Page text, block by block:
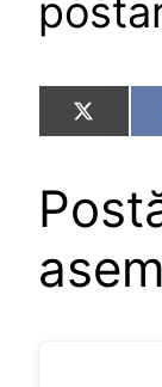
Share
on
X